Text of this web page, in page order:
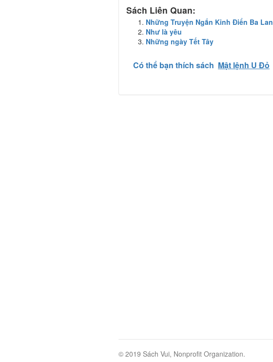
Sách Liên Quan:
Những Truyện Ngắn Kinh Điển Ba Lan
Như là yêu
Những ngày Tết Tây
Có thể bạn thích sách Mật lệnh U Đỏ
© 2019 Sách Vui, Nonprofit Organization.